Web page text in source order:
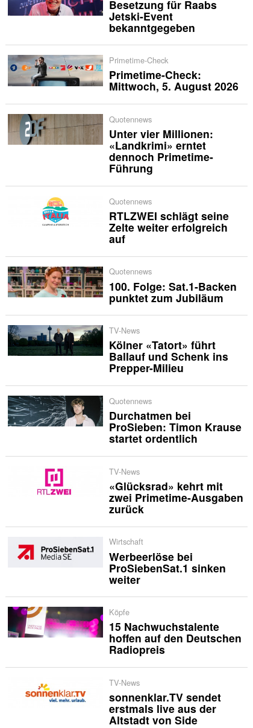
Besetzung für Raabs
Jetski-Event
bekanntgegeben
Primetime-Check
Primetime-Check:
Mittwoch, 5. August 2026
Quotennews
Unter vier Millionen:
«Landkrimi» erntet
dennoch Primetime-
Führung
Quotennews
RTLZWEI schlägt seine
Zelte weiter erfolgreich
auf
Quotennews
100. Folge: Sat.1-Backen
punktet zum Jubiläum
TV-News
Kölner «Tatort» führt
Ballauf und Schenk ins
Prepper-Milieu
Quotennews
Durchatmen bei
ProSieben: Timon Krause
startet ordentlich
TV-News
«Glücksrad» kehrt mit
zwei Primetime-Ausgaben
zurück
Wirtschaft
Werbeerlöse bei
ProSiebenSat.1 sinken
weiter
Köpfe
15 Nachwuchstalente
hoffen auf den Deutschen
Radiopreis
TV-News
sonnenklar.TV sendet
erstmals live aus der
Altstadt von Side